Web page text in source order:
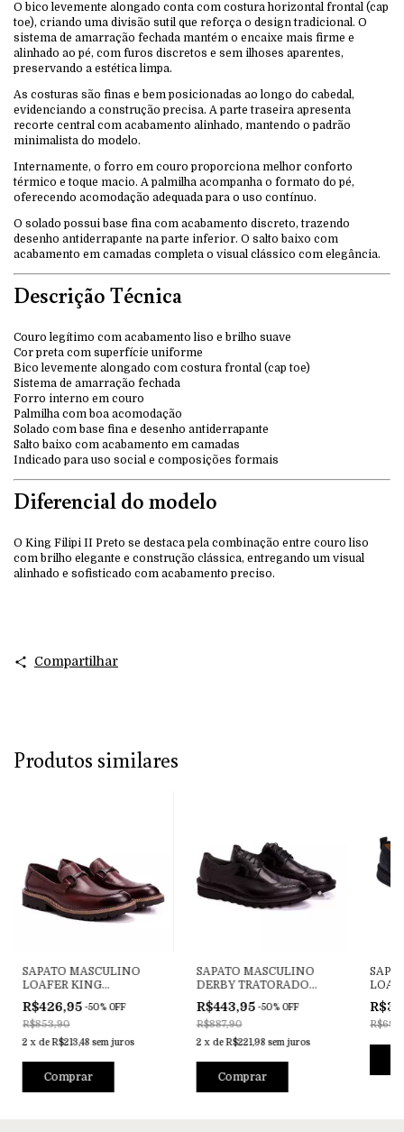
O bico levemente alongado conta com costura horizontal frontal (cap
toe), criando uma divisão sutil que reforça o design tradicional. O
sistema de amarração fechada mantém o encaixe mais firme e
alinhado ao pé, com furos discretos e sem ilhoses aparentes,
preservando a estética limpa.
As costuras são finas e bem posicionadas ao longo do cabedal,
evidenciando a construção precisa. A parte traseira apresenta
recorte central com acabamento alinhado, mantendo o padrão
minimalista do modelo.
Internamente, o forro em couro proporciona melhor conforto
térmico e toque macio. A palmilha acompanha o formato do pé,
oferecendo acomodação adequada para o uso contínuo.
O solado possui base fina com acabamento discreto, trazendo
desenho antiderrapante na parte inferior. O salto baixo com
acabamento em camadas completa o visual clássico com elegância.
Descrição Técnica
Couro legítimo com acabamento liso e brilho suave
Cor preta com superfície uniforme
Bico levemente alongado com costura frontal (cap toe)
Sistema de amarração fechada
Forro interno em couro
Palmilha com boa acomodação
Solado com base fina e desenho antiderrapante
Salto baixo com acabamento em camadas
Indicado para uso social e composições formais
Diferencial do modelo
O King Filipi II Preto se destaca pela combinação entre couro liso
com brilho elegante e construção clássica, entregando um visual
alinhado e sofisticado com acabamento preciso.
Compartilhar
Produtos similares
SAPATO MASCULINO
LOAFER KING
GUILHERME I HAVANA
R$426,95 -50% OFF
R$853,90
2 x deR$213,48 sem juros
Comprar
SAPATO MASCULINO
DERBY TRATORADO
DOM LOURENÇO
SOLADO PRETO
R$443,95 -50% OFF
R$887,90
2 x deR$221,98 sem juros
Comprar